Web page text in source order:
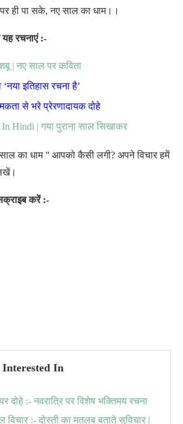
ही पा सके, नए साल का धाम।।
यह रचनाएं :-
| नए साल पर कविता
इतिहास रचना है’
से भरे प्रेरणादायक दोहे
Hindi | गया पुराना साल सिखाकर
साल का धाम ” आपको कैसी लगी? अपने विचार हमें
करें :-
In
दोहे :- नवरात्रि पर विशेष भक्तिमय रचना
विचार :- दोस्ती का मतलब बताते सुविचार |